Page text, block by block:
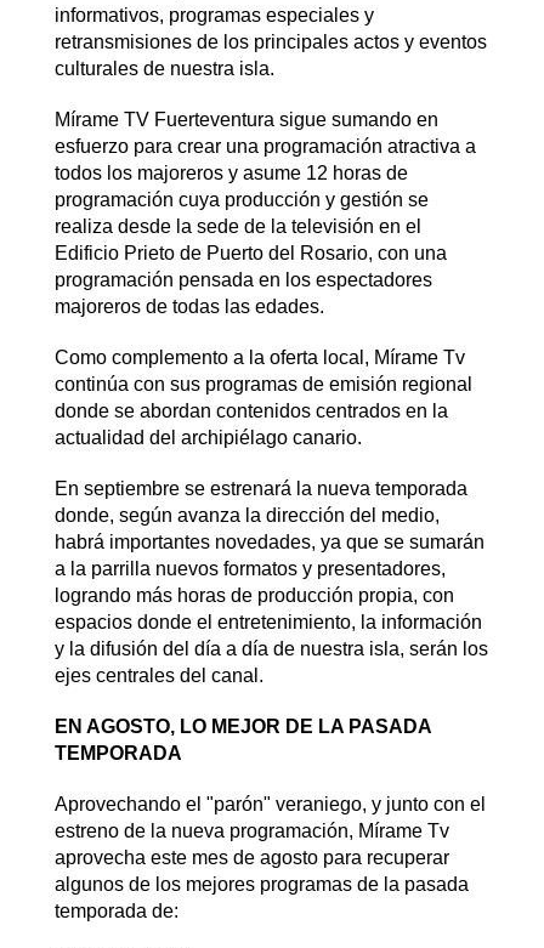
informativos, programas especiales y
retransmisiones de los principales actos y eventos
culturales de nuestra isla.
Mírame TV Fuerteventura sigue sumando en
esfuerzo para crear una programación atractiva a
todos los majoreros y asume 12 horas de
programación cuya producción y gestión se
realiza desde la sede de la televisión en el
Edificio Prieto de Puerto del Rosario, con una
programación pensada en los espectadores
majoreros de todas las edades.
Como complemento a la oferta local, Mírame Tv
continúa con sus programas de emisión regional
donde se abordan contenidos centrados en la
actualidad del archipiélago canario.
En septiembre se estrenará la nueva temporada
donde, según avanza la dirección del medio,
habrá importantes novedades, ya que se sumarán
a la parrilla nuevos formatos y presentadores,
logrando más horas de producción propia, con
espacios donde el entretenimiento, la información
y la difusión del día a día de nuestra isla, serán los
ejes centrales del canal.
EN AGOSTO, LO MEJOR DE LA PASADA
TEMPORADA
Aprovechando el "parón" veraniego, y junto con el
estreno de la nueva programación, Mírame Tv
aprovecha este mes de agosto para recuperar
algunos de los mejores programas de la pasada
temporada de: